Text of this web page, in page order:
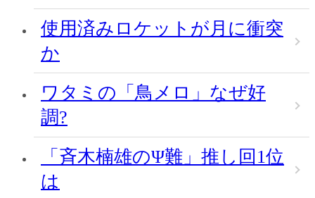
使用済みロケットが月に衝突
か
ワタミの「鳥メロ」なぜ好
調?
「斉木楠雄のΨ難」推し回1位
は